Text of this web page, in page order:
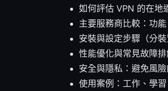
如何評估 VPN 的在地
主要服務商比較：功
安裝與設定步驟（分裝
性能優化與常見故障
安全與隱私：避免風
使用案例：工作、學